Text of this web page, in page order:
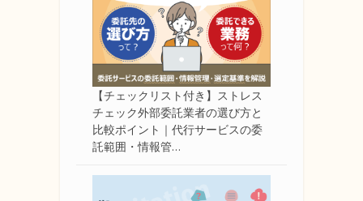
【チェックリスト付き】ストレス
チェック外部委託業者の選び方と
比較ポイント｜代行サービスの委
託範囲・情報管…